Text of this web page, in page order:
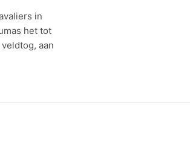
in
het tot
aan